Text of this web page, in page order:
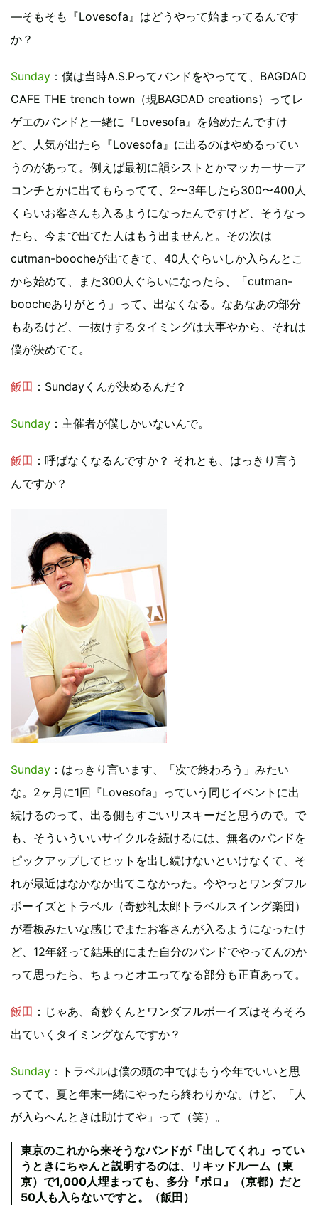
―そもそも『Lovesofa』はどうやって始まってるんです
か？
Sunday ：僕は当時A.S.Pってバンドをやってて、BAGDAD
CAFE THE trench town（現BAGDAD creations）ってレ
ゲエのバンドと一緒に『Lovesofa』を始めたんですけ
ど、人気が出たら『Lovesofa』に出るのはやめるってい
うのがあって。例えば最初に韻シストとかマッカーサーア
コンチとかに出てもらってて、2〜3年したら300〜400人
くらいお客さんも入るようになったんですけど、そうなっ
たら、今まで出てた人はもう出ませんと。その次は
cutman-boocheが出てきて、40人ぐらいしか入らんとこ
から始めて、また300人ぐらいになったら、「cutman-
boocheありがとう」って、出なくなる。なあなあの部分
もあるけど、一抜けするタイミングは大事やから、それは
僕が決めてて。
飯田 ：Sundayくんが決めるんだ？
Sunday ：主催者が僕しかいないんで。
飯田 ：呼ばなくなるんですか？ それとも、はっきり言う
んですか？
Sunday ：はっきり言います、「次で終わろう」みたい
な。2ヶ月に1回『Lovesofa』っていう同じイベントに出
続けるのって、出る側もすごいリスキーだと思うので。で
も、そういういいサイクルを続けるには、無名のバンドを
ピックアップしてヒットを出し続けないといけなくて、そ
れが最近はなかなか出てこなかった。今やっとワンダフル
ボーイズとトラベル（奇妙礼太郎トラベルスイング楽団）
が看板みたいな感じでまたお客さんが入るようになったけ
ど、12年経って結果的にまた自分のバンドでやってんのか
って思ったら、ちょっとオエってなる部分も正直あって。
飯田 ：じゃあ、奇妙くんとワンダフルボーイズはそろそろ
出ていくタイミングなんですか？
Sunday ：トラベルは僕の頭の中ではもう今年でいいと思
ってて、夏と年末一緒にやったら終わりかな。けど、「人
が入らへんときは助けてや」って（笑）。
東京のこれから来そうなバンドが「出してくれ」ってい
うときにちゃんと説明するのは、リキッドルーム（東
京）で1,000人埋まっても、多分『ボロ』（京都）だと
50人も入らないですと。（飯田）